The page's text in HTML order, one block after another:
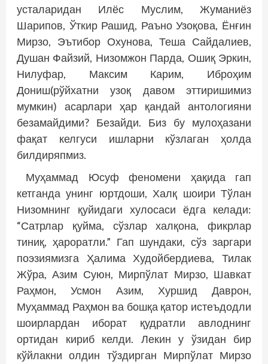
усталаридан Илёс Муслим, Жуманиёз
Шарипов, Ўткир Рашид, Раъно Узоқова, Ёнғин
Мирзо, Эътибор Охунова, Теша Сайдалиев,
Душан Файзий, Низомжон Парда, Ошиқ Эркин,
Нилуфар, Максим Карим, Иброҳим
Дониш(рўйхатни узоқ давом эттиришимиз
мумкин) асарлари ҳар қандай антологияни
безамайдими? Безайди. Биз бу мулоҳазани
фақат келгуси ишларни кўзлаган ҳолда
билдиряпмиз.
Муҳаммад Юсуф феномени ҳақида гап
кетганда унинг юртдоши, Халқ шоири Тўлан
Низомнинг қуйидаги хулосаси ёдга келади:
“Сатрлар қуйма, сўзлар халқона, фикрлар
тиниқ, ҳароратли.” Гап шундаки, сўз заргари
поэзиямизга Ҳалима Худойбердиева, Тилак
Жўра, Азим Суюн, Мирпўлат Мирзо, Шавкат
Раҳмон, Усмон Азим, Хуршид Даврон,
Муҳаммад Раҳмон ва бошқа қатор истеъдодли
шоирлардан иборат қудратли авлоднинг
ортидан кириб келди. Лекин у ўзидан бир
кўйлакни олдин тўздирган Мирпўлат Мирзо